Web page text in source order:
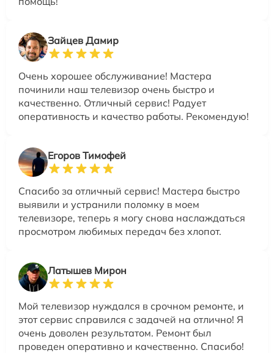
Зайцев Дамир
Очень хорошее обслуживание! Мастера
починили наш телевизор очень быстро и
качественно. Отличный сервис! Радует
оперативность и качество работы. Рекомендую!
Егоров Тимофей
Спасибо за отличный сервис! Мастера быстро
выявили и устранили поломку в моем
телевизоре, теперь я могу снова наслаждаться
просмотром любимых передач без хлопот.
Латышев Мирон
Мой телевизор нуждался в срочном ремонте, и
этот сервис справился с задачей на отлично! Я
очень доволен результатом. Ремонт был
проведен оперативно и качественно. Спасибо!